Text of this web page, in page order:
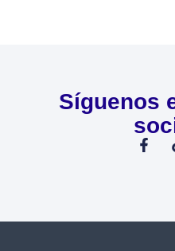
Síguenos